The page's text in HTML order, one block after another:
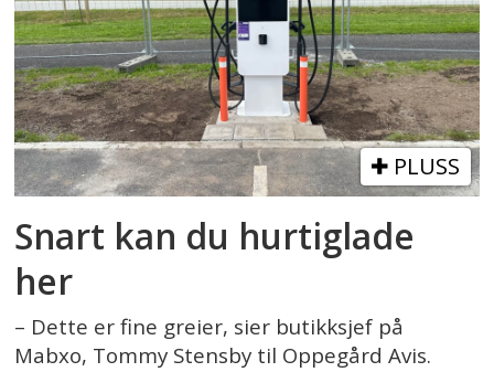
PLUSS
Snart kan du hurtiglade
her
– Dette er fine greier, sier butikksjef på
Mabxo, Tommy Stensby til Oppegård Avis.